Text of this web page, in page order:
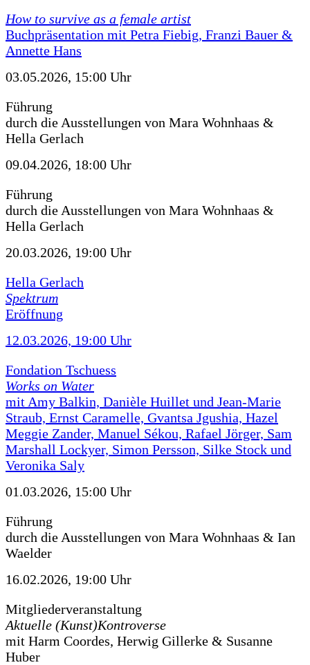
How to survive as a female artist
Buchpräsentation mit Petra Fiebig, Franzi Bauer &
Annette Hans
03.05.2026, 15:00 Uhr
Führung
durch die Ausstellungen von Mara Wohnhaas &
Hella Gerlach
09.04.2026, 18:00 Uhr
Führung
durch die Ausstellungen von Mara Wohnhaas &
Hella Gerlach
20.03.2026, 19:00 Uhr
Hella Gerlach
Spektrum
Eröffnung
12.03.2026, 19:00 Uhr
Fondation Tschuess
Works on Water
mit Amy Balkin, Danièle Huillet und Jean-Marie
Straub, Ernst Caramelle, Gvantsa Jgushia, Hazel
Meggie Zander, Manuel Sékou, Rafael Jörger, Sam
Marshall Lockyer, Simon Persson, Silke Stock und
Veronika Saly
01.03.2026, 15:00 Uhr
Führung
durch die Ausstellungen von Mara Wohnhaas & Ian
Waelder
16.02.2026, 19:00 Uhr
Mitgliederveranstaltung
Aktuelle (Kunst)Kontroverse
mit Harm Coordes, Herwig Gillerke & Susanne
Huber